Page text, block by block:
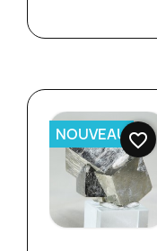
NOUVEAUfavorite_border